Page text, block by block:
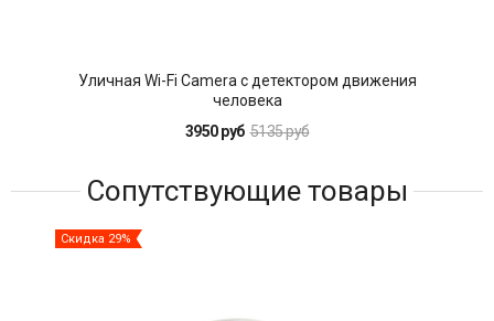
Уличная Wi-Fi Camera с детектором движения
человека
3950 руб 5135 руб
Сопутствующие товары
Скидка 29%